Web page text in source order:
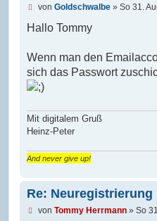
U
g
e
e
n
e
B
e
i
r
a
von Goldschwalbe» So 31.
Hallo Tommy
Wenn man den
sich das Passwort
Mit digitalem Gruß
Heinz-Peter
And never give up!
Re: Neuregistrierung
U
von Tommy Herrmann» So